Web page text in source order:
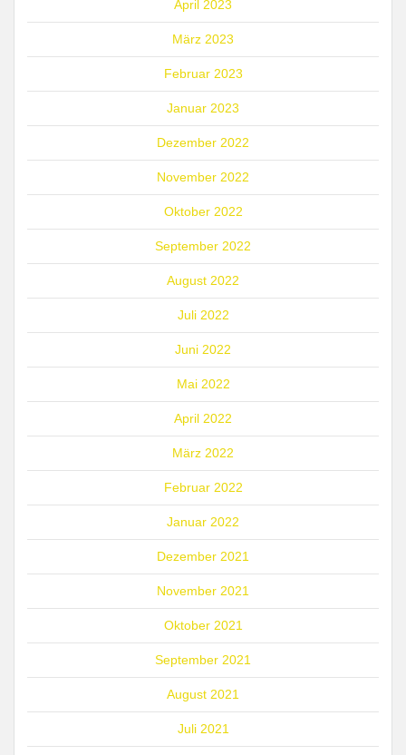
April 2023
März 2023
Februar 2023
Januar 2023
Dezember 2022
November 2022
Oktober 2022
September 2022
August 2022
Juli 2022
Juni 2022
Mai 2022
April 2022
März 2022
Februar 2022
Januar 2022
Dezember 2021
November 2021
Oktober 2021
September 2021
August 2021
Juli 2021